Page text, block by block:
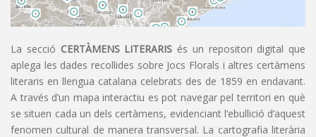
La secció CERTÀMENS LITERARIS és un repositori digital que
aplega les dades recollides sobre Jocs Florals i altres certàmens
literaris en llengua catalana celebrats des de 1859 en endavant.
A través d’un mapa interactiu es pot navegar pel territori en què
se situen cada un dels certàmens, evidenciant l’ebullició d’aquest
fenomen cultural de manera transversal. La cartografia literària